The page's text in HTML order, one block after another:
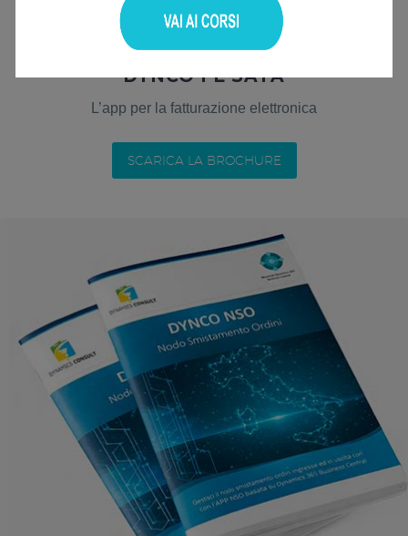
DYNCO FE SATA
L’app per la fatturazione elettronica
SCARICA LA BROCHURE